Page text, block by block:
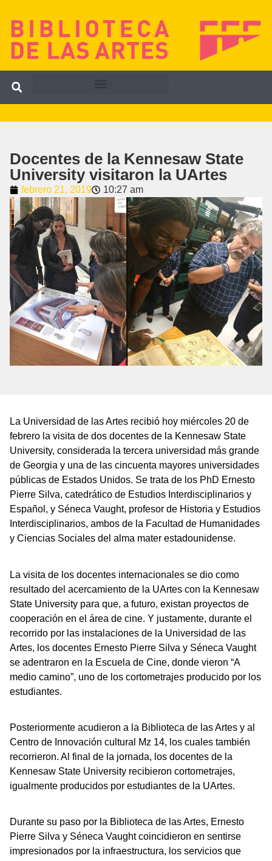
Docentes de la Kennesaw State
University visitaron la UArtes
febrero 21, 2019 10:27 am
La Universidad de las Artes recibió hoy miércoles 20 de
febrero la visita de dos docentes de la Kennesaw State
University, considerada la tercera universidad más grande
de Georgia y una de las cincuenta mayores universidades
públicas de Estados Unidos. Se trata de los PhD Ernesto
Pierre Silva, catedrático de Estudios Interdisciplinarios y
Español, y Séneca Vaught, profesor de Historia y Estudios
Interdisciplinarios, ambos de la Facultad de Humanidades
y Ciencias Sociales del alma mater estadounidense.
La visita de los docentes internacionales se dio como
resultado del acercamiento de la UArtes con la Kennesaw
State University para que, a futuro, existan proyectos de
cooperación en el área de cine. Y justamente, durante el
recorrido por las instalaciones de la Universidad de las
Artes, los docentes Ernesto Pierre Silva y Séneca Vaught
se adentraron en la Escuela de Cine, donde vieron “A
medio camino”, uno de los cortometrajes producido por los
estudiantes.
Posteriormente acudieron a la Biblioteca de las Artes y al
Centro de Innovación cultural Mz 14, los cuales también
recorrieron. Al final de la jornada, los docentes de la
Kennesaw State University recibieron cortometrajes,
igualmente producidos por estudiantes de la UArtes.
Durante su paso por la Biblioteca de las Artes, Ernesto
Pierre Silva y Séneca Vaught coincidieron en sentirse
impresionados por la infraestructura, los servicios que